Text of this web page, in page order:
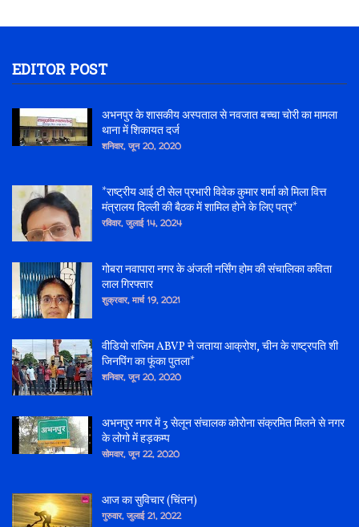
EDITOR POST
अभनपुर के शासकीय अस्पताल से नवजात बच्चा चोरी का मामला
थाना में शिकायत दर्ज
शनिवार, जून 20, 2020
*राष्ट्रीय आई टी सेल प्रभारी विवेक कुमार शर्मा को मिला वित्त
मंत्रालय दिल्ली की बैठक में शामिल होने के लिए पत्र*
रविवार, जुलाई 14, 2024
गोबरा नवापारा नगर के अंजली नर्सिंग होम की संचालिका कविता
लाल गिरफ्तार
शुक्रवार, मार्च 19, 2021
वीडियो राजिम ABVP ने जताया आक्रोश, चीन के राष्ट्रपति शी
जिनपिंग का फूंका पुतला*
शनिवार, जून 20, 2020
अभनपुर नगर में 3 सेलून संचालक कोरोना संक्रमित मिलने से नगर
के लोगो में हड़कम्प
सोमवार, जून 22, 2020
आज का सुविचार (चिंतन)
गुरुवार, जुलाई 21, 2022